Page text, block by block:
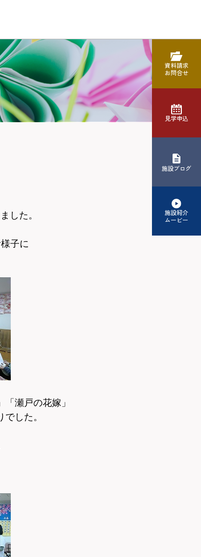
資料請求
お問合せ
見学申込
施設ブログ
施設紹介
ムービー
した。
子に
「瀬戸の花嫁」
した。